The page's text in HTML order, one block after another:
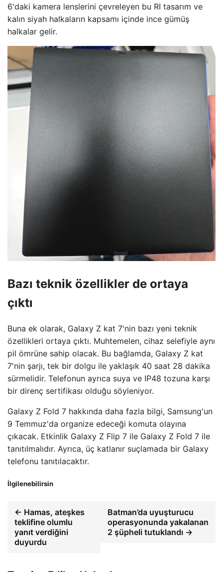
6'daki kamera lenslerini çevreleyen bu RI tasarım ve
kalın siyah halkaların kapsamı içinde ince gümüş
halkalar gelir.
Bazı teknik özellikler de ortaya
çıktı
Buna ek olarak, Galaxy Z kat 7'nin bazı yeni teknik
özellikleri ortaya çıktı. Muhtemelen, cihaz selefiyle aynı
pil ömrüne sahip olacak. Bu bağlamda, Galaxy Z kat
7'nin şarjı, tek bir dolgu ile yaklaşık 40 saat 28 dakika
sürmelidir. Telefonun ayrıca suya ve IP48 tozuna karşı
bir direnç sertifikası olduğu söyleniyor.
Galaxy Z Fold 7 hakkında daha fazla bilgi, Samsung'un
9 Temmuz'da organize edeceği komuta olayına
çıkacak. Etkinlik Galaxy Z Flip 7 ile Galaxy Z Fold 7 ile
tanıtılmalıdır. Ayrıca, üç katlanır suçlamada bir Galaxy
telefonu tanıtılacaktır.
İlgilenebilirsin
← Hamas, ateşkes
teklifine olumlu
yanıt verdiğini
duyurdu
Batman’da uyuşturucu
operasyonunda yakalanan
2 şüpheli tutuklandı →